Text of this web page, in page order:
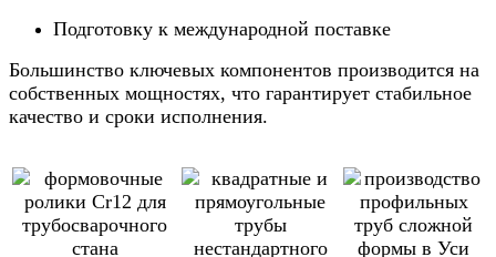
Подготовку к международной поставке
Большинство ключевых компонентов производится на
собственных мощностях, что гарантирует стабильное
качество и сроки исполнения.